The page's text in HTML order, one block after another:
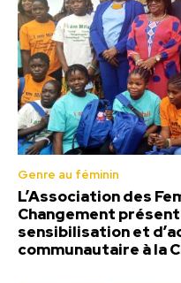
Genre au féminin
L’Association des
Changement
sensibilisation et
communautaire à la